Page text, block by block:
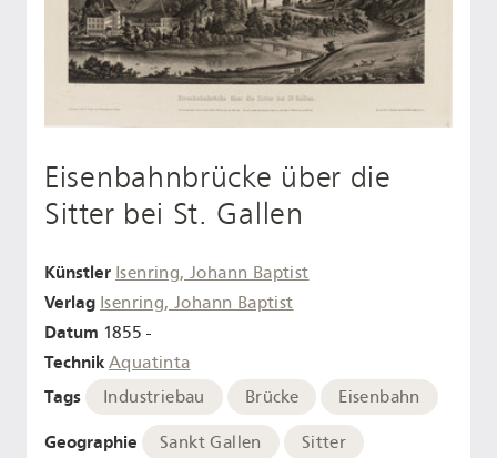
Eisenbahnbrücke über die
Sitter bei St. Gallen
Künstler Isenring, Johann Baptist
Verlag Isenring, Johann Baptist
Datum 1855 -
Technik Aquatinta
Tags Industriebau Brücke Eisenbahn
Geographie Sankt Gallen Sitter